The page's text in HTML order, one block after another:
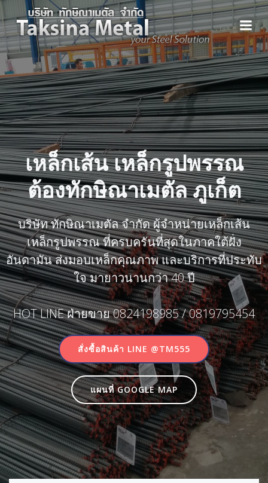
Skip
to
content
เหล็กเส้น เหล็กรูปพรรณ
ต้องทักษิณาเมตัล ภูเก็ต
บริษัท ทักษิณาเมตัล จำกัด ผู้จำหน่ายเหล็กเส้น
เหล็กรูปพรรณ ที่ครบครันที่สุดในภาคใต้ฝั่ง
อันดามัน ส่งมอบเหล็กคุณภาพ และบริการที่ประทับ
ใจ มายาวนานกว่า 40 ปี
HOT LINE ฝ่ายขาย 0824198985 / 0819795454
สั่งซื้อสินค้า LINE @TM555
แผนที่ GOOGLE MAP